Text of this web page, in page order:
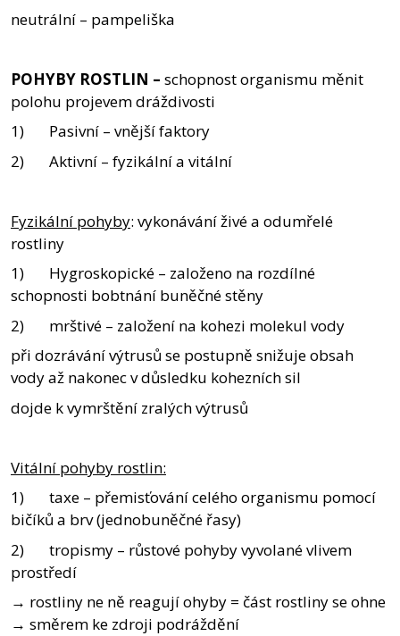
neutrální – pampeliška
POHYBY ROSTLIN – schopnost organismu měnit
polohu projevem dráždivosti
1) Pasivní – vnější faktory
2) Aktivní – fyzikální a vitální
Fyzikální pohyby: vykonávání živé a odumřelé
rostliny
1) Hygroskopické – založeno na rozdílné
schopnosti bobtnání buněčné stěny
2) mrštivé – založení na kohezi molekul vody
při dozrávání výtrusů se postupně snižuje obsah
vody až nakonec v důsledku kohezních sil
dojde k vymrštění zralých výtrusů
Vitální pohyby rostlin:
1) taxe – přemisťování celého organismu pomocí
bičíků a brv (jednobuněčné řasy)
2) tropismy – růstové pohyby vyvolané vlivem
prostředí
→ rostliny ne ně reagují ohyby = část rostliny se ohne
→ směrem ke zdroji podráždění